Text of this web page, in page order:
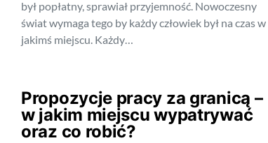
był popłatny, sprawiał przyjemność. Nowoczesny
świat wymaga tego by każdy człowiek był na czas w
jakimś miejscu. Każdy…
Propozycje pracy za granicą –
w jakim miejscu wypatrywać
oraz co robić?